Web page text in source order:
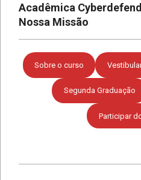
Acadêmica
Nossa Missão
Sobre o curso
Segunda Graduação
Participar
Diversidade
IBPTECH
Faculdade
Futuros
Excelência
Faculdade